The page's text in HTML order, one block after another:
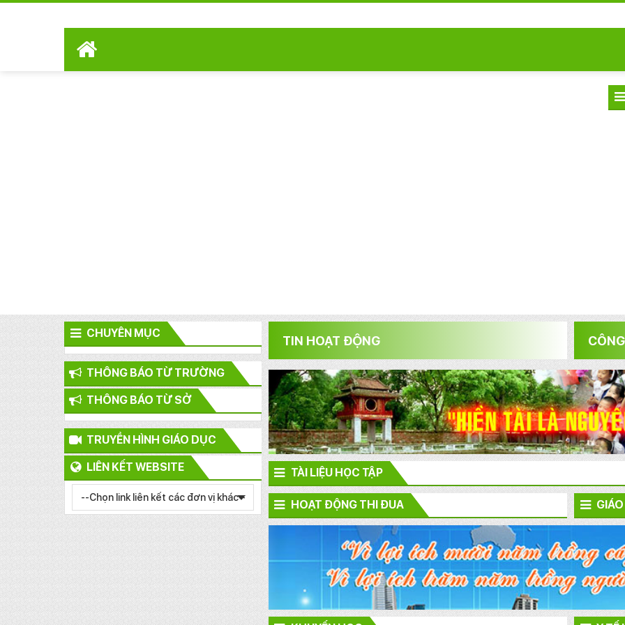
CHUYÊN MỤC
THÔNG BÁO TỪ TRƯỜNG
THÔNG BÁO TỪ SỞ
TRUYỀN HÌNH GIÁO DỤC
LIÊN KẾT WEBSITE
TIN HOẠT ĐỘNG
TÀI LIỆU HỌC TẬP
HOẠT ĐỘNG THI ĐUA